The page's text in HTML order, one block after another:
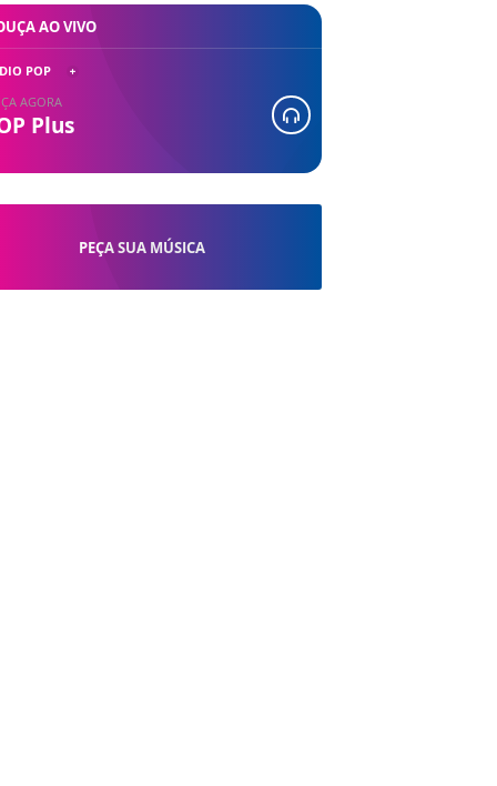
PEÇA SUA MÚSICA
AO VIVO
POP
AGORA
Plus